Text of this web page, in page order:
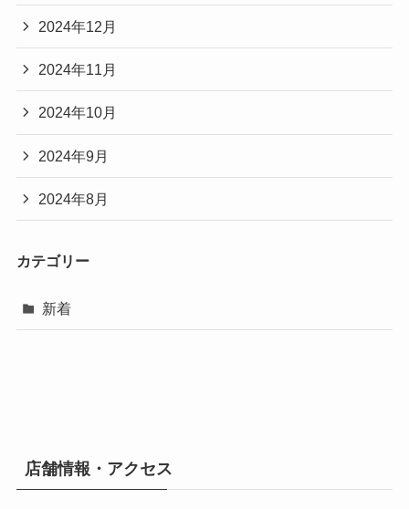
2024年12月
2024年11月
2024年10月
2024年9月
2024年8月
カテゴリー
新着
店舗情報・アクセス